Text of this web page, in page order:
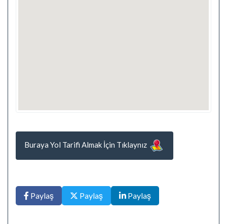
Buraya Yol Tarifi Almak İçin Tıklaynız
Paylaş Paylaş Paylaş